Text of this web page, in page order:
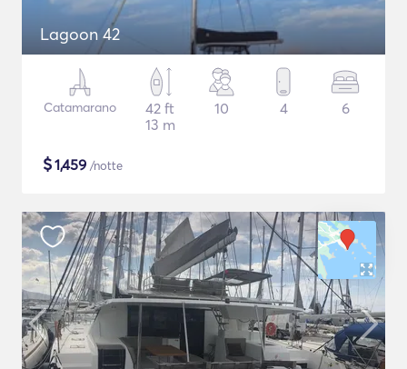
Lagoon 42
Catamarano
42 ft
13 m
10 4 6
$1,459 /notte